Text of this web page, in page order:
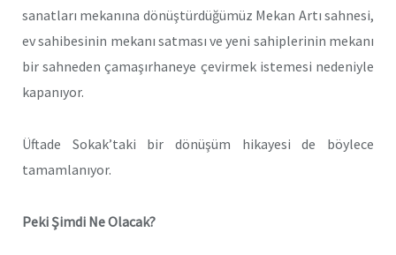
sanatları mekanına dönüştürdüğümüz Mekan Artı sahnesi,
ev sahibesinin mekanı satması ve yeni sahiplerinin mekanı
bir sahneden çamaşırhaneye çevirmek istemesi nedeniyle
kapanıyor.
Üftade Sokak’taki bir dönüşüm hikayesi de böylece
tamamlanıyor.
Peki Şimdi Ne Olacak?